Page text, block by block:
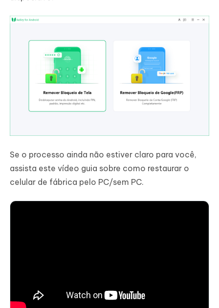
Se o processo ainda não estiver claro para você,
assista este vídeo guia sobre como restaurar o
celular de fábrica pelo PC/sem PC.